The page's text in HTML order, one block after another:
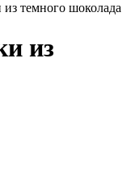
темного шоколада
из